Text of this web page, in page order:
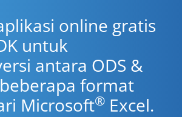
online gratis
untuk
antara ODS &
format
Microsoft® Excel.